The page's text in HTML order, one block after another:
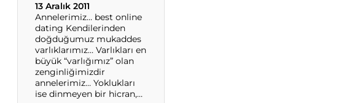
13 Aralık 2011
Annelerimiz… best online
dating Kendilerinden
doğduğumuz mukaddes
varlıklarımız… Varlıkları en
büyük “varlığımız” olan
zenginliğimizdir
annelerimiz… Yoklukları
ise dinmeyen bir hicran,…